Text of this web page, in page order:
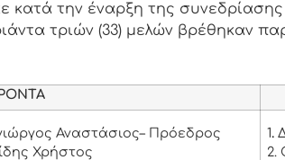
κατά την έναρξη της
τριών (33) μελών βρέθηκαν
Αναστάσιος– Πρόεδρος
Χρήστος
1.
2.